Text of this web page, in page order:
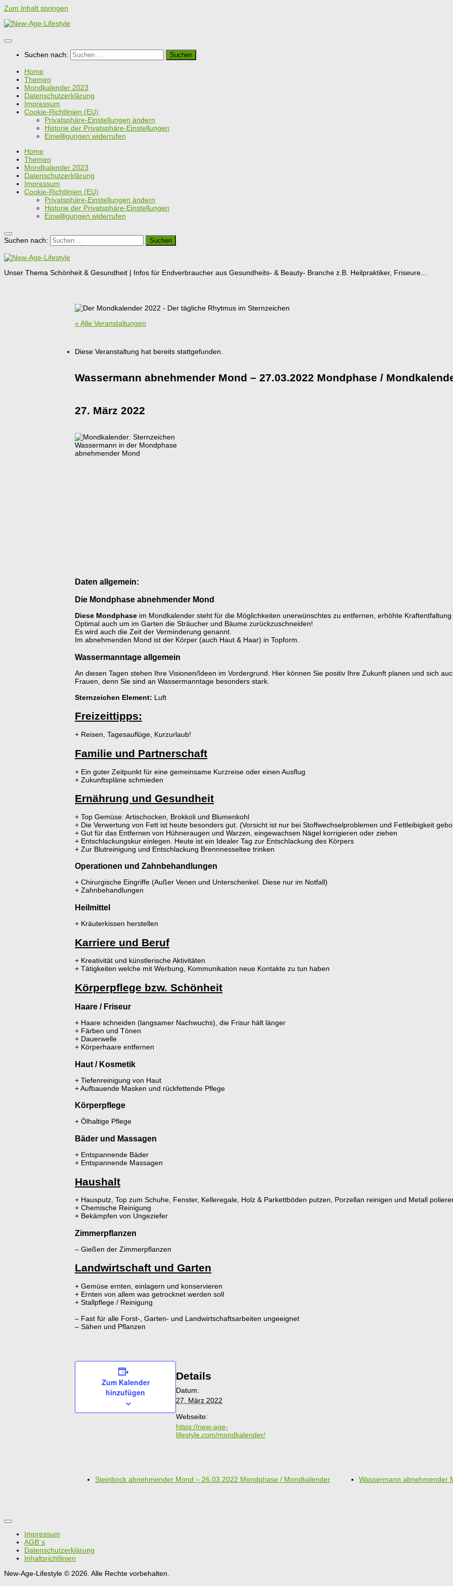
Zum Inhalt springen
Suchen nach:
Home
Themen
Mondkalender 2023
Datenschutzerklärung
Impressum
Cookie-Richtlinien (EU)
Privatsphäre-Einstellungen ändern
Historie der Privatsphäre-Einstellungen
Einwilligungen widerrufen
Home
Themen
Mondkalender 2023
Datenschutzerklärung
Impressum
Cookie-Richtlinien (EU)
Privatsphäre-Einstellungen ändern
Historie der Privatsphäre-Einstellungen
Einwilligungen widerrufen
Suchen nach:
Unser Thema Schönheit & Gesundheit | Infos für Endverbraucher aus Gesundheits- & Beauty- Branche z.B. Heilpraktiker, Friseure...
« Alle Veranstaltungen
Diese Veranstaltung hat bereits stattgefunden.
Wassermann abnehmender Mond – 27.03.2022 Mondphase /
27. März 2022
Daten allgemein:
Die Mondphase abnehmender Mond
Diese Mondphase im Mondkalender steht für die Möglichkeiten unerwünschtes zu entfernen, erhöhte
Optimal auch um im Garten die Sträucher und Bäume zurückzuschneiden!
Es wird auch die Zeit der Verminderung genannt.
Im abnehmenden Mond ist der Körper (auch Haut & Haar) in Topform.
Wassermanntage allgemein
An diesen Tagen stehen Ihre Visionen/Ideen im Vordergrund. Hier können Sie positiv Ihre Zukunft planen und sich
Frauen, denn Sie sind an Wassermanntage besonders stark.
Sternzeichen Element: Luft
Freizeittipps:
+ Reisen, Tagesauflüge, Kurzurlaub!
Familie und Partnerschaft
+ Ein guter Zeitpunkt für eine gemeinsame Kurzreise oder einen Ausflug
+ Zukunftspläne schmieden
Ernährung und Gesundheit
+ Top Gemüse: Artischocken, Brokkoli und Blumenkohl
+ Die Verwertung von Fett ist heute besonders gut. (Vorsicht ist nur bei Stoffwechselproblemen und Fettleibigkeit
+ Gut für das Entfernen von Hühneraugen und Warzen, eingewachsen Nägel korrigieren oder ziehen
+ Entschlackungskur einlegen. Heute ist ein Idealer Tag zur Entschlackung des Körpers
+ Zur Blutreinigung und Entschlackung Brennnesseltee trinken
Operationen und Zahnbehandlungen
+ Chirurgische Eingriffe (Außer Venen und Unterschenkel. Diese nur im Notfall)
+ Zahnbehandlungen
Heilmittel
+ Kräuterkissen herstellen
Karriere und Beruf
+ Kreativität und künstlerische Aktivitäten
+ Tätigkeiten welche mit Werbung, Kommunikation neue Kontakte zu tun haben
Körperpflege bzw. Schönheit
Haare / Friseur
+ Haare schneiden (langsamer Nachwuchs), die Frisur hält länger
+ Färben und Tönen
+ Dauerwelle
+ Körperhaare entfernen
Haut / Kosmetik
+ Tiefenreinigung von Haut
+ Aufbauende Masken und rückfettende Pflege
Körperpflege
+ Ölhaltige Pflege
Bäder und Massagen
+ Entspannende Bäder
+ Entspannende Massagen
Haushalt
+ Hausputz, Top zum Schuhe, Fenster, Kelleregale, Holz & Parkettböden putzen, Porzellan reinigen und Metall
+ Chemische Reinigung
+ Bekämpfen von Ungeziefer
Zimmerpflanzen
– Gießen der Zimmerpflanzen
Landwirtschaft und Garten
+ Gemüse ernten, einlagern und konservieren
+ Ernten von allem was getrocknet werden soll
+ Stallpflege / Reinigung
– Fast für alle Forst-, Garten- und Landwirtschaftsarbeiten ungeeignet
– Sähen und Pflanzen
Zum Kalender
hinzufügen
Details
Datum:
27. März 2022
Webseite:
https://new-age-
lifestyle.com/mondkalender/
Steinbock abnehmender Mond – 26.03.2022 Mondphase / Mondkalender Wassermann abnehmender
Impressum
AGB´s
Datenschutzerklärung
Inhaltsrichtlinien
New-Age-Lifestyle © 2026. Alle Rechte vorbehalten.